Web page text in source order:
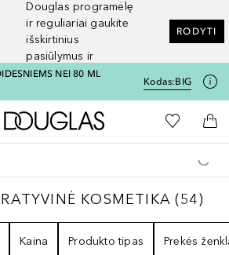
Douglas programėlę
ir reguliariai gaukite
išskirtinius
pasiūlymus ir
nuolaidas
RODYTI
NEI 80 ML
Kodas:BIG
Į Douglas pagrindinį
Į mano
Į
KOSMETIKA54
KOSMETIKA (54)
Kaina Produkto tipas Prekės